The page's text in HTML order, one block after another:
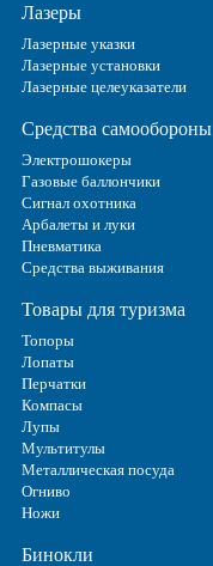
Лазеры
Лазерные указки
Лазерные установки
Лазерные целеуказатели
Средства самообороны
Электрошокеры
Газовые баллончики
Сигнал охотника
Арбалеты и луки
Пневматика
Средства выживания
Товары для туризма
Топоры
Лопаты
Перчатки
Компасы
Лупы
Мультитулы
Металлическая посуда
Огниво
Ножи
Бинокли